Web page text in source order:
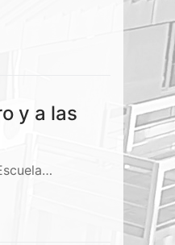
y a las